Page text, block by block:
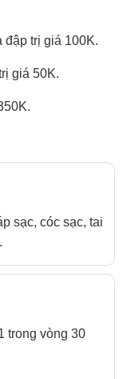
trị giá 100K.
giá 50K.
sạc, cóc sạc, tai
trong vòng 30